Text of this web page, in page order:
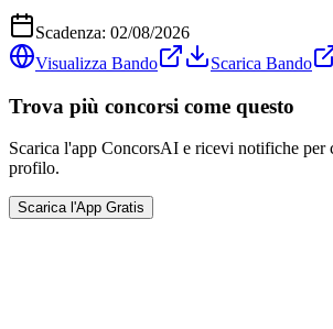
Scadenza: 02/08/2026
Visualizza Bando
Scarica Bando
Trova più concorsi come questo
Scarica l'app ConcorsAI e ricevi notifiche per
profilo.
Scarica l'App Gratis